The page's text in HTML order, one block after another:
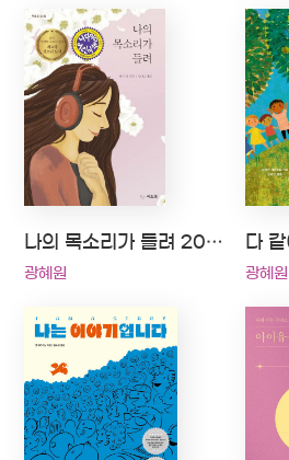
나의 목소리가 들려 2020 나다움어린이책 선정
광혜원
다
광혜원